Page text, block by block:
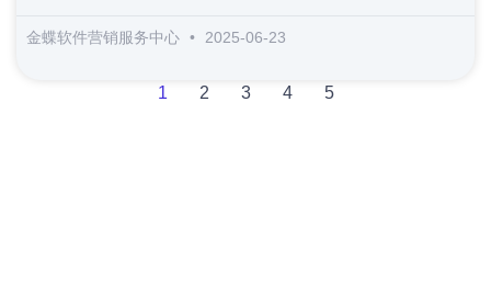
金蝶软件营销服务中心 2025-06-23
1 2 3 4 5